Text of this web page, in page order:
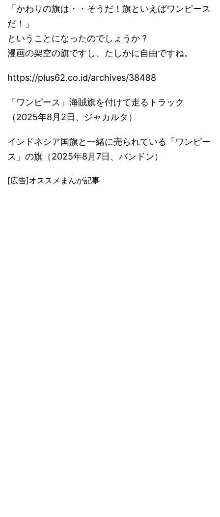
「かわりの旗は・・そうだ！旗といえばワンピース
だ！」
ということになったのでしょうか？
漫画の架空の旗ですし、たしかに自由ですね。
https://plus62.co.id/archives/38488
「ワンピース」海賊旗を付けて走るトラック
（2025年8月2日、ジャカルタ）
インドネシア国旗と一緒に売られている「ワンピー
ス」の旗（2025年8月7日、バンドン）
[広告]オススメまんが記事